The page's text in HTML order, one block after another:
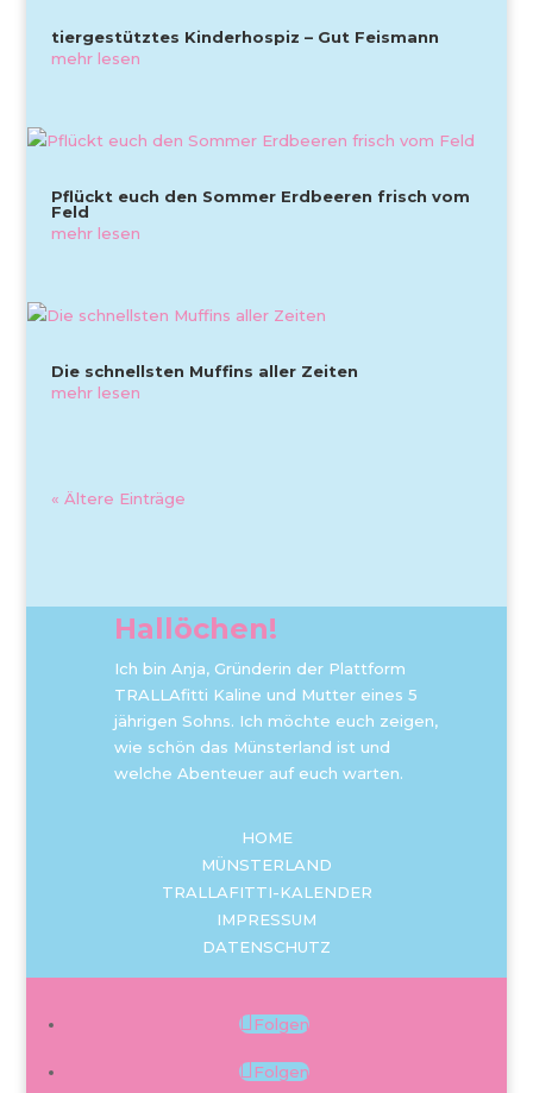
tiergestütztes Kinderhospiz – Gut Feismann
mehr lesen
Pflückt euch den Sommer Erdbeeren frisch vom
Feld
mehr lesen
Die schnellsten Muffins aller Zeiten
mehr lesen
« Ältere Einträge
Hallöchen!
Ich bin Anja, Gründerin der Plattform
TRALLAfitti Kaline und Mutter eines 5
jährigen Sohns. Ich möchte euch zeigen,
wie schön das Münsterland ist und
welche Abenteuer auf euch warten.
HOME
MÜNSTERLAND
TRALLAFITTI-KALENDER
IMPRESSUM
DATENSCHUTZ
Folgen
Folgen